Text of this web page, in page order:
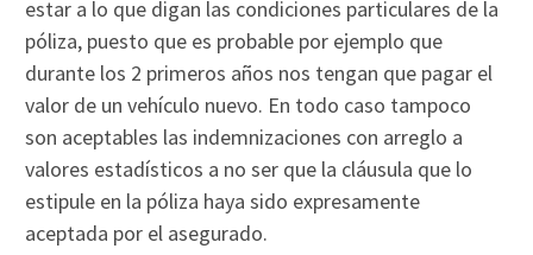
estar a lo que digan las condiciones particulares de la
póliza, puesto que es probable por ejemplo que
durante los 2 primeros años nos tengan que pagar el
valor de un vehículo nuevo. En todo caso tampoco
son aceptables las indemnizaciones con arreglo a
valores estadísticos a no ser que la cláusula que lo
estipule en la póliza haya sido expresamente
aceptada por el asegurado.